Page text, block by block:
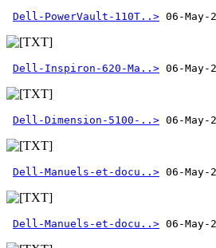
Dell-PowerVault-110T..>
Dell-Inspiron-620-Ma..>
Dell-Dimension-5100-..>
Dell-Manuels-et-docu..>
Dell-Manuels-et-docu..>